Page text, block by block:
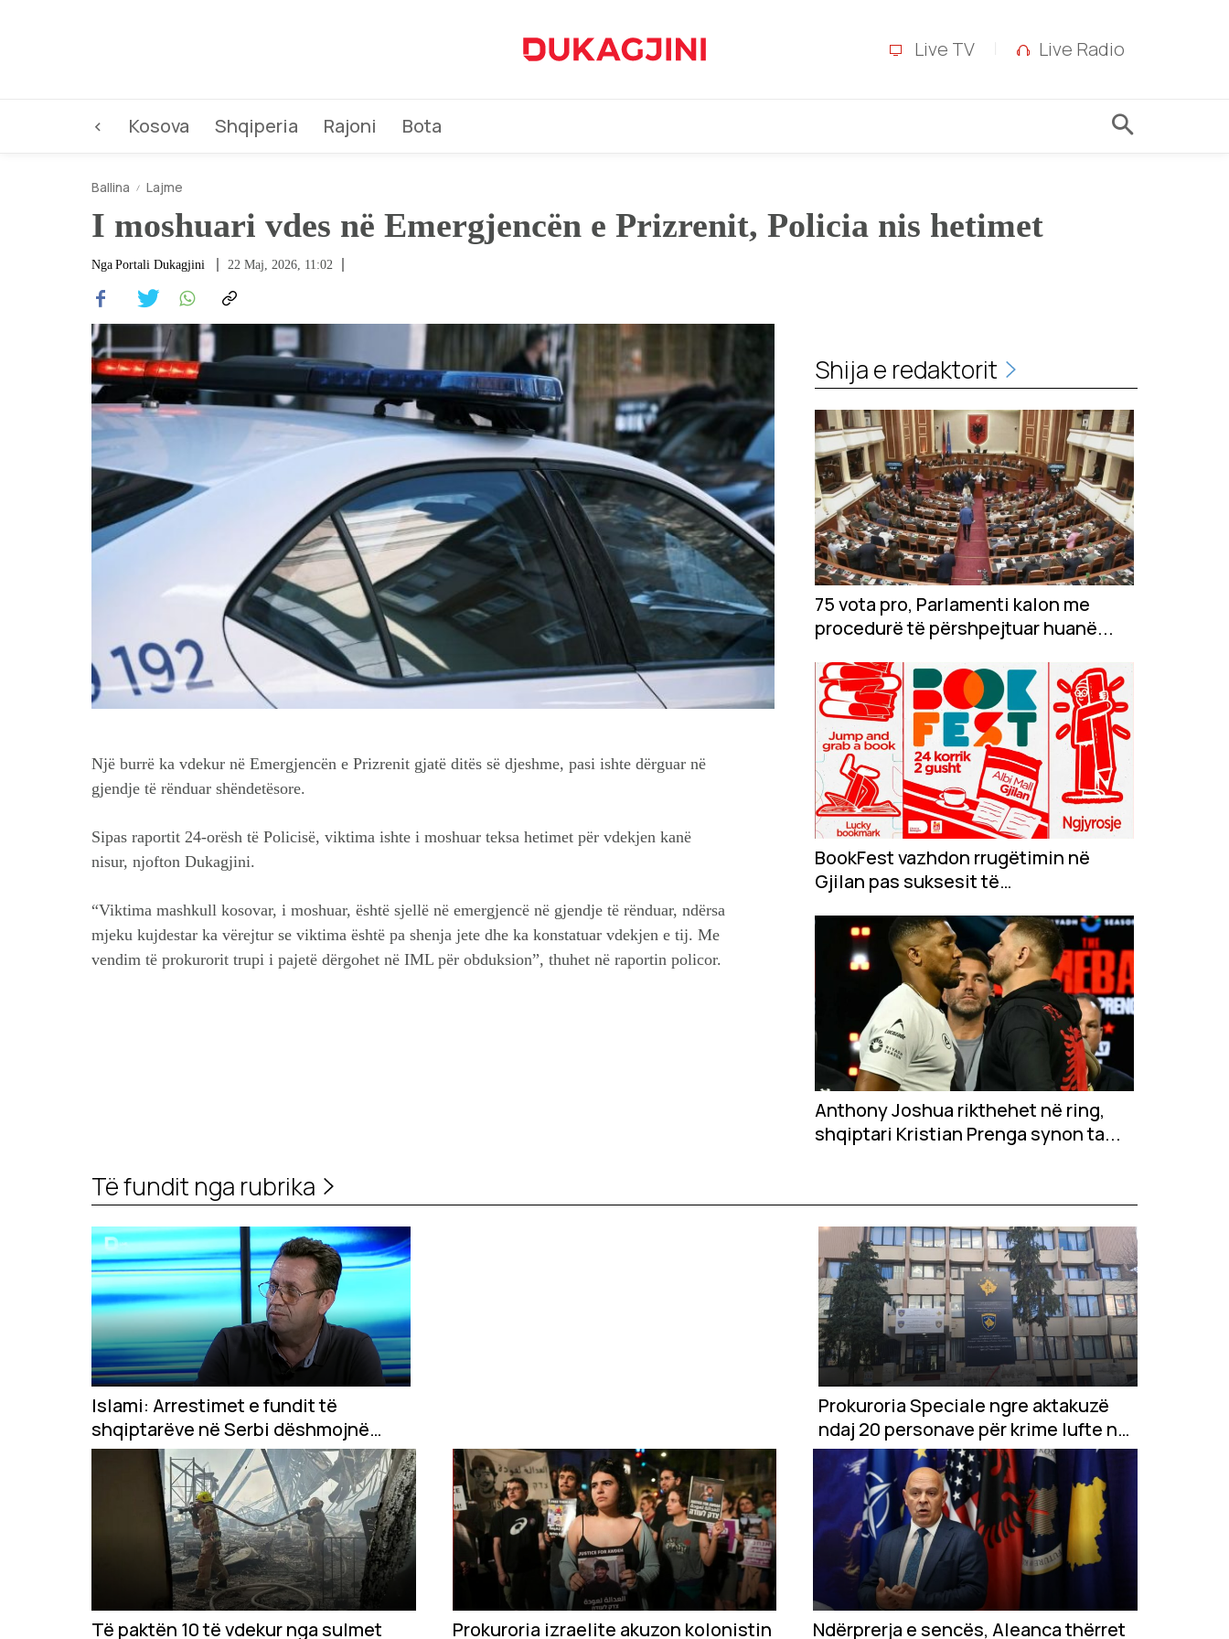
Live TV Live Radio
< Kosova Shqiperia Rajoni Bota
Ballina Lajme
I moshuari vdes në Emergjencën e Prizrenit, Policia nis hetimet
Nga Portali Dukagjini 22 Maj, 2026, 11:02
Një burrë ka vdekur në Emergjencën e Prizrenit gjatë ditës së djeshme, pasi ishte dërguar në
gjendje të rënduar shëndetësore.
Sipas raportit 24-orësh të Policisë, viktima ishte i moshuar teksa hetimet për vdekjen kanë
nisur, njofton Dukagjini.
“Viktima mashkull kosovar, i moshuar, është sjellë në emergjencë në gjendje të rënduar, ndërsa
mjeku kujdestar ka vërejtur se viktima është pa shenja jete dhe ka konstatuar vdekjen e tij. Me
vendim të prokurorit trupi i pajetë dërgohet në IML për obduksion”, thuhet në raportin policor.
Shija e redaktorit
75 vota pro, Parlamenti kalon me
procedurë të përshpejtuar huanë...
BookFest vazhdon rrugëtimin në
Gjilan pas suksesit të
Anthony Joshua rikthehet në ring,
shqiptari Kristian Prenga synon ta...
Të fundit nga rubrika
Islami: Arrestimet e fundit të
shqiptarëve në Serbi dëshmojnë
vazhdimësinë e politikës së
Millosheviqit
Prokuroria Speciale ngre aktakuzë
ndaj 20 personave për krime lufte në
Gjakovë
Të paktën 10 të vdekur nga sulmet Prokuroria izraelite akuzon kolonistin Ndërprerja e sencës, Aleanca thërret